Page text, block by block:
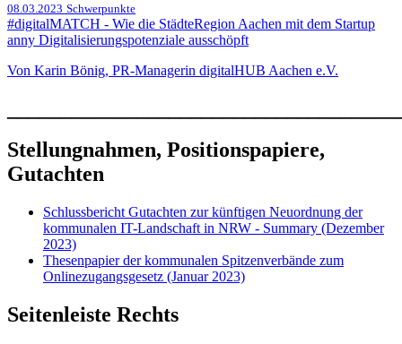
08.03.2023 Schwerpunkte
#digitalMATCH - Wie die StädteRegion Aachen mit dem Startup
anny Digitalisierungspotenziale ausschöpft
Von Karin Bönig, PR-Managerin digitalHUB Aachen e.V.
Stellungnahmen, Positionspapiere,
Gutachten
Schlussbericht Gutachten zur künftigen Neuordnung der
kommunalen IT-Landschaft in NRW - Summary (Dezember
2023)
Thesenpapier der kommunalen Spitzenverbände zum
Onlinezugangsgesetz (Januar 2023)
Seitenleiste Rechts